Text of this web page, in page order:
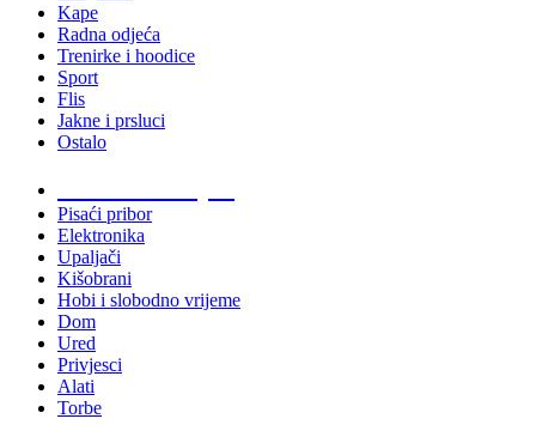
Kape
Radna odjeća
Trenirke i hoodice
Sport
Flis
Jakne i prsluci
Ostalo
Pisaći pribor
Elektronika
Upaljači
Kišobrani
Hobi i slobodno vrijeme
Dom
Ured
Privjesci
Alati
Torbe